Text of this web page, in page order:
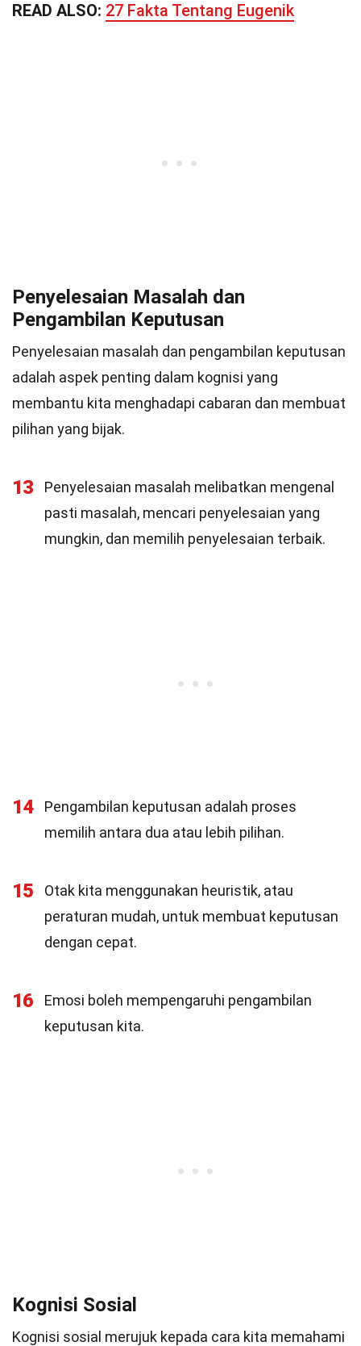
READ ALSO: 27 Fakta Tentang Eugenik
Penyelesaian Masalah dan
Pengambilan Keputusan
Penyelesaian masalah dan pengambilan keputusan
adalah aspek penting dalam kognisi yang
membantu kita menghadapi cabaran dan membuat
pilihan yang bijak.
13
Penyelesaian masalah melibatkan mengenal
pasti masalah, mencari penyelesaian yang
mungkin, dan memilih penyelesaian terbaik.
14
Pengambilan keputusan adalah proses
memilih antara dua atau lebih pilihan.
15
Otak kita menggunakan heuristik, atau
peraturan mudah, untuk membuat keputusan
dengan cepat.
16
Emosi boleh mempengaruhi pengambilan
keputusan kita.
Kognisi Sosial
Kognisi sosial merujuk kepada cara kita memahami